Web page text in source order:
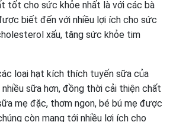
tốt cho sức khỏe nhất là với các bà
biết đến với nhiều lợi ích cho sức
xấu, tăng sức khỏe tim
loại hạt kích thích tuyến sữa của
nhiều sữa hơn, đồng thời cải thiện chất
mẹ đặc, thơm ngon, bé bú mẹ được
còn mang tới nhiều lợi ích cho